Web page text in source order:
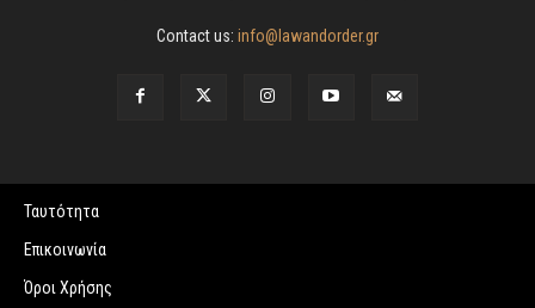
Contact us: info@lawandorder.gr
Ταυτότητα
Επικοινωνία
Όροι Χρήσης